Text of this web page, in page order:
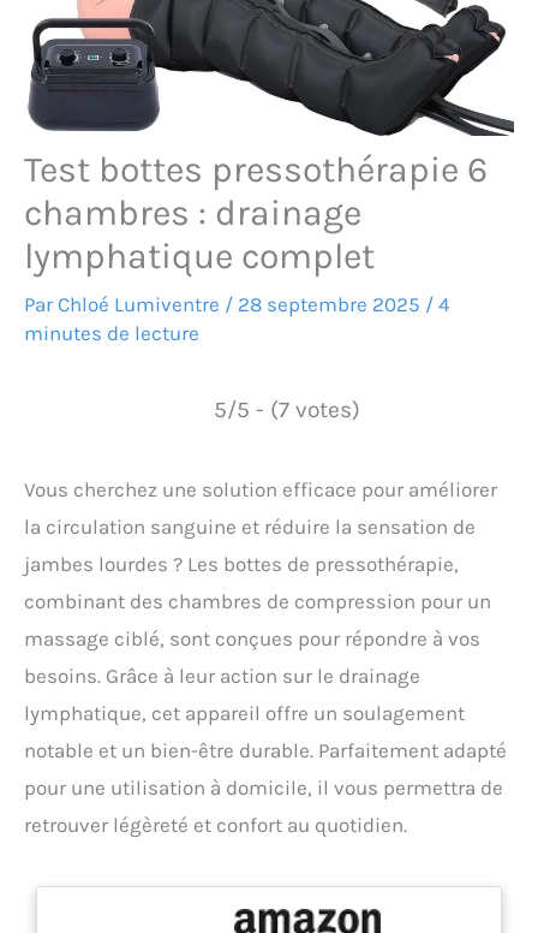
Test bottes pressothérapie 6
chambres : drainage
lymphatique complet
Par Chloé Lumiventre / 28 septembre 2025 / 4
minutes de lecture
5/5 - (7 votes)
Vous cherchez une solution efficace pour améliorer
la circulation sanguine et réduire la sensation de
jambes lourdes ? Les bottes de pressothérapie,
combinant des chambres de compression pour un
massage ciblé, sont conçues pour répondre à vos
besoins. Grâce à leur action sur le drainage
lymphatique, cet appareil offre un soulagement
notable et un bien-être durable. Parfaitement adapté
pour une utilisation à domicile, il vous permettra de
retrouver légèreté et confort au quotidien.